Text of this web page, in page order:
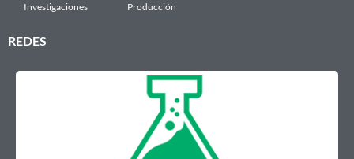
Investigaciones
Producción
REDES